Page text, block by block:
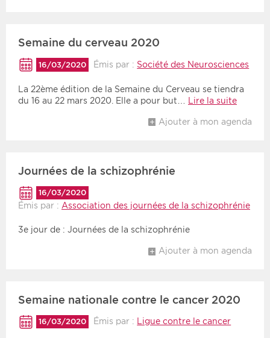
Période
Choisir une date de débutChoisir une date de fin
Tri
Chronologique
Semaine du cerveau 2020
16/03/2020 Émis par : Société des Neurosciences
La 22ème édition de la Semaine du Cerveau se tiendra
du 16 au 22 mars 2020. Elle a pour but… Lire la suite
Ajouter à mon agenda
Journées de la schizophrénie
16/03/2020
Émis par : Association des journées de la schizophrénie
3e jour de : Journées de la schizophrénie
Ajouter à mon agenda
Semaine nationale contre le cancer 2020
16/03/2020 Émis par : Ligue contre le cancer